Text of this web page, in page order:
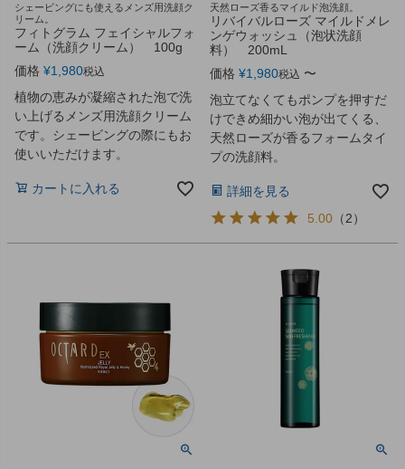
シェービングにも使えるメンズ用洗顔ク
リーム。
フィトグラム フェイシャルフォ
ーム（洗顔クリーム） 100g
価格 ¥1,980税込
植物の恵みが凝縮された泡で洗
い上げるメンズ用洗顔クリーム
です。シェービングの際にもお
使いいただけます。
カートに入れる
天然ローズ香るマイルド泡洗顔。
リバイバルローズ マイルドメレ
ンゲウォッシュ（泡状洗顔
料） 200mL
価格 ¥1,980税込 〜
泡立てなくてもポンプを押すだ
けできめ細かい泡が出てくる、
天然ローズが香るフォームタイ
プの洗顔料。
詳細を見る
5.00 （2）